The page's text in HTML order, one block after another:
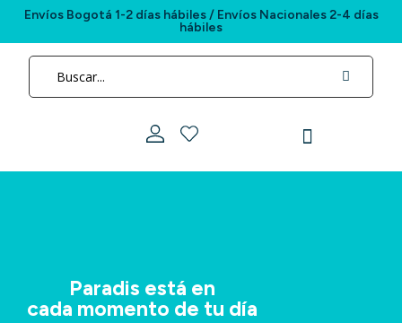
Envíos Bogotá 1-2 días hábiles / Envíos Nacionales 2-4 días
hábiles
Paradis está en
cada momento de tu día